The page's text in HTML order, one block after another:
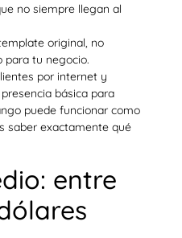
no siempre llegan al
original, no
para tu negocio.
por internet y
básica para
puede funcionar como
saber exactamente qué
entre